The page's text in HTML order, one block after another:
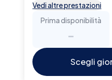
Vedi altre prestazioni
Prima disponibilità
-
Scegli